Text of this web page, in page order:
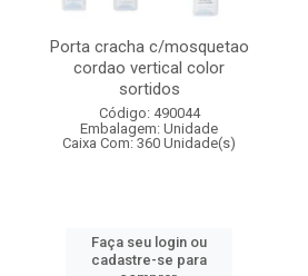
Porta cracha c/mosquetao
cordao vertical color
sortidos
Código: 490044
Embalagem: Unidade
Caixa Com: 360 Unidade(s)
Faça seu login ou
cadastre-se para